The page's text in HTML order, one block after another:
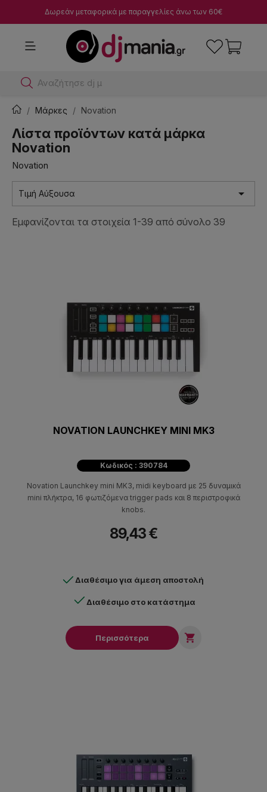
Δωρεάν μεταφορικά με παραγγελίες άνω των 60€
Αναζήτησε dj μίκτες
Μάρκες Novation
Λίστα προϊόντων κατά μάρκα
Novation
Novation
Τιμή Αύξουσα 
Εμφανίζονται τα στοιχεία 1-39 από σύνολο 39
NOVATION LAUNCHKEY MINI MK3
Κωδικός : 390784
Novation Launchkey mini MK3, midi keyboard με 25 δυναμικά
mini πλήκτρα, 16 φωτιζόμενα trigger pads και 8 περιστροφικά
knobs.
89,43 €
Διαθέσιμο για άμεση αποστολή
Διαθέσιμο στο κατάστημα
Περισσότερα 